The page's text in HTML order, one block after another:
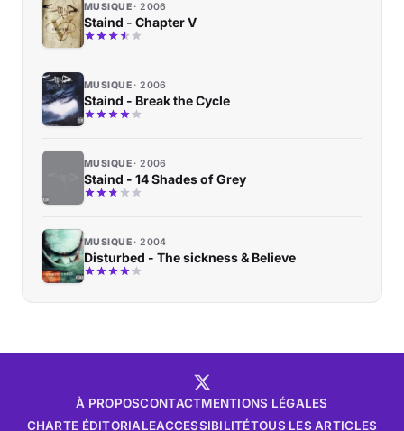
MUSIQUE 2006
Staind - Chapter V
MUSIQUE 2006
Staind - Break the Cycle
MUSIQUE 2006
Staind - 14 Shades of Grey
MUSIQUE 2004
Disturbed - The sickness & Believe
À PROPOSCONTACTMENTIONS LÉGALES
CHARTE ÉDITORIALEACCESSIBILITÉTOUS LES ARTICLES